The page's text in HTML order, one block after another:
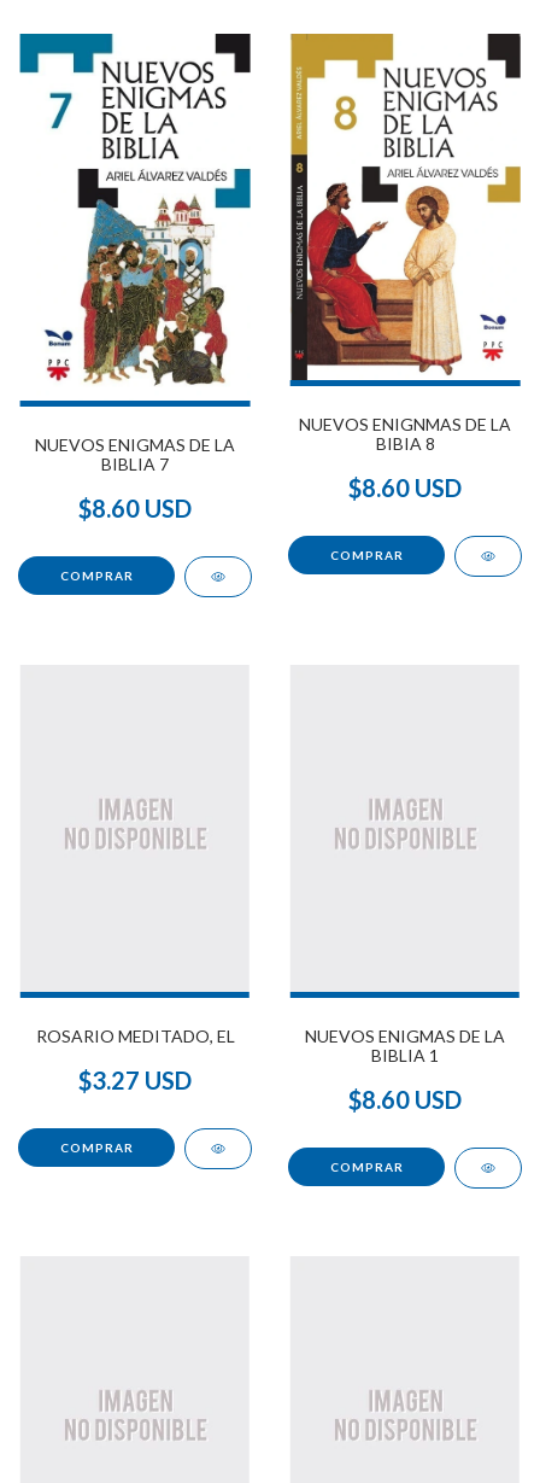
NUEVOS ENIGMAS DE LA
BIBLIA 7
$8.60 USD
NUEVOS ENIGNMAS DE LA
BIBIA 8
$8.60 USD
ROSARIO MEDITADO, EL
$3.27 USD
NUEVOS ENIGMAS DE LA
BIBLIA 1
$8.60 USD